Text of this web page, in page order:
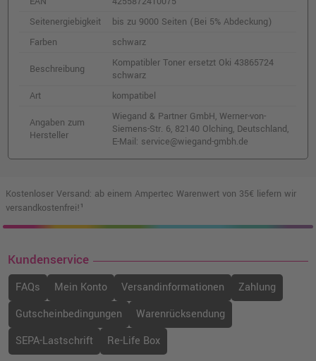
Seitenergiebigkeit
bis zu 9000 Seiten (Bei 5% Abdeckung)
Farben
schwarz
Beschreibung
Kompatibler Toner ersetzt Oki 43865724
schwarz
Art
kompatibel
Angaben zum
Hersteller
Wiegand & Partner GmbH, Werner-von-
Siemens-Str. 6, 82140 Olching, Deutschland,
E-Mail: service@wiegand-gmbh.de
Kostenloser Versand: ab einem Ampertec Warenwert von 35€ liefern wir
versandkostenfrei!¹
Kundenservice
FAQs Mein Konto Versandinformationen
Zahlung
Gutscheinbedingungen
Warenrücksendung
SEPA-Lastschrift
Re-Life Box